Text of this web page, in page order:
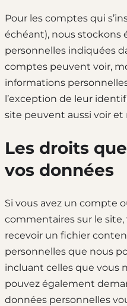
Pour les comptes qui
échéant), nous stockons
personnelles indiquées
comptes peuvent voir,
informations
l’exception de leur
site peuvent aussi voir
Les droits
vos données
Si vous avez un compte
commentaires sur le
recevoir un fichier
personnelles que nous
incluant celles que vous
pouvez également
données personnelles